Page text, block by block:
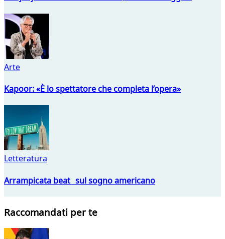
Arte
Kapoor: «È lo spettatore che completa l’opera»
Letteratura
Arrampicata beat sul sogno americano
Raccomandati per te